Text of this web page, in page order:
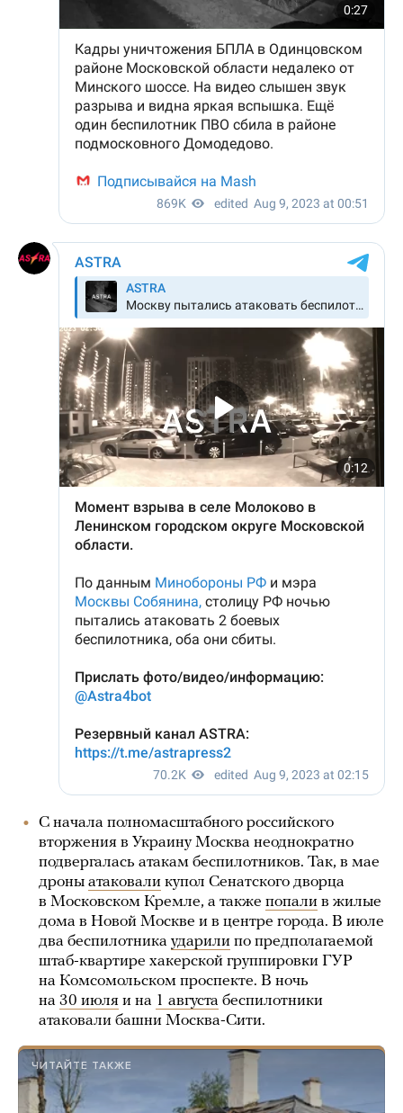
С начала полномасштабного российского
вторжения в Украину Москва неоднократно
подвергалась атакам беспилотников. Так, в мае
дроны атаковали купол Сенатского дворца
в Московском Кремле, а также попали в жилые
дома в Новой Москве и в центре города. В июле
два беспилотника ударили по предполагаемой
штаб-квартире хакерской группировки ГУР
на Комсомольском проспекте. В ночь
на 30 июля и на 1 августа беспилотники
атаковали башни Москва-Сити.
ЧИТАЙТЕ ТАКЖЕ